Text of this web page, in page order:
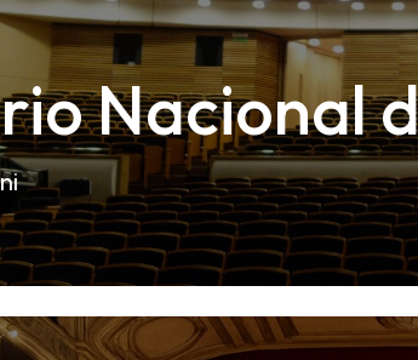
Vinílico en
rollo
rollo
Felpudo
Nacional